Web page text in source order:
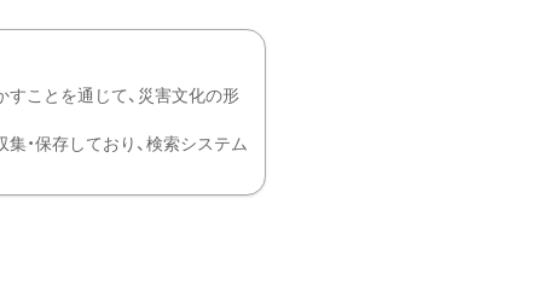
すことを通じて、災害文化の形
・保存しており、検索システム